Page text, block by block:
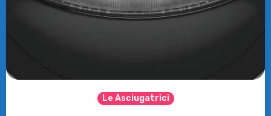
Le Asciugatrici